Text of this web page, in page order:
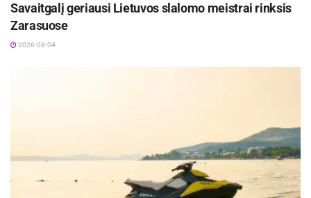
Savaitgalį geriausi Lietuvos slalomo meistrai rinksis
Zarasuose
2026-08-04